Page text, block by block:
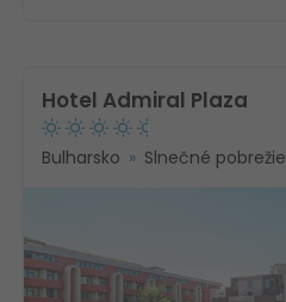
Hotel Admiral Plaza
Bulharsko Slnečné pobrežie